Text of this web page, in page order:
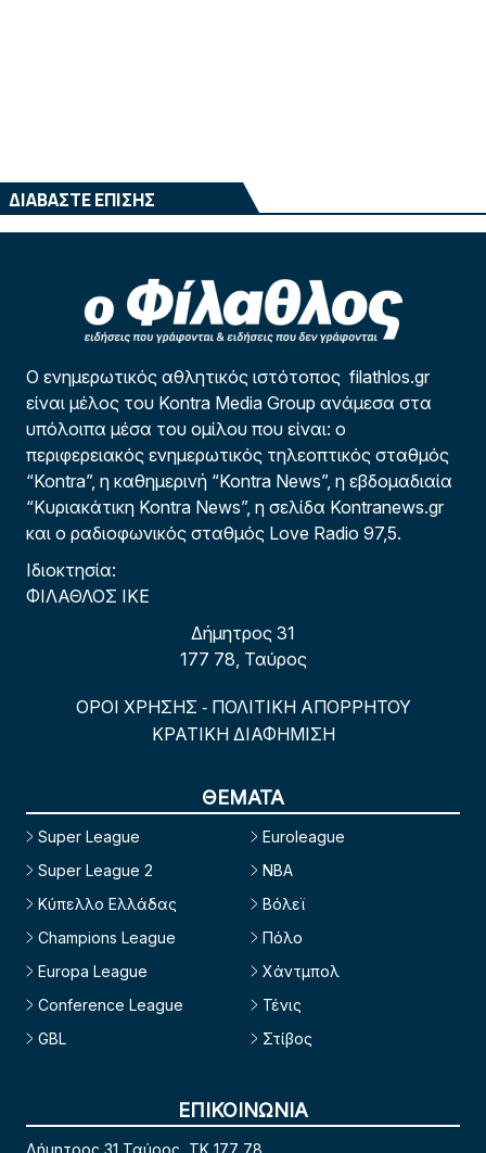
ΔΙΑΒΑΣΤΕ ΕΠΙΣΗΣ
Ο ενημερωτικός αθλητικός ιστότοπος filathlos.gr
είναι μέλος του Kontra Media Group ανάμεσα στα
υπόλοιπα μέσα του ομίλου που είναι: ο
περιφερειακός ενημερωτικός τηλεοπτικός σταθμός
“Kontra”, η καθημερινή “Kontra News”, η εβδομαδιαία
“Κυριακάτικη Kontra News”, η σελίδα Kontranews.gr
και ο ραδιοφωνικός σταθμός Love Radio 97,5.
Ιδιοκτησία:
ΦΙΛΑΘΛΟΣ ΙΚΕ
Δήμητρος 31
177 78, Ταύρος
ΟΡΟΙ ΧΡΗΣΗΣ - ΠΟΛΙΤΙΚΗ ΑΠΟΡΡΗΤΟΥ
ΚΡΑΤΙΚΗ ΔΙΑΦΗΜΙΣΗ
ΘΕΜΑΤΑ
Super League
Super League 2
Κύπελλο Ελλάδας
Champions League
Europa League
Conference League
GBL
Euroleague
NBA
Βόλεϊ
Πόλο
Χάντμπολ
Τένις
Στίβος
ΕΠΙΚΟΙΝΩΝΙΑ
Δήμητρος 31 Ταύρος, TK 177 78